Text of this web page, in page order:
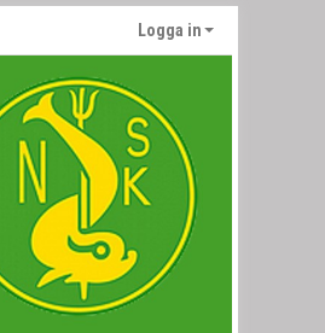
Logga in